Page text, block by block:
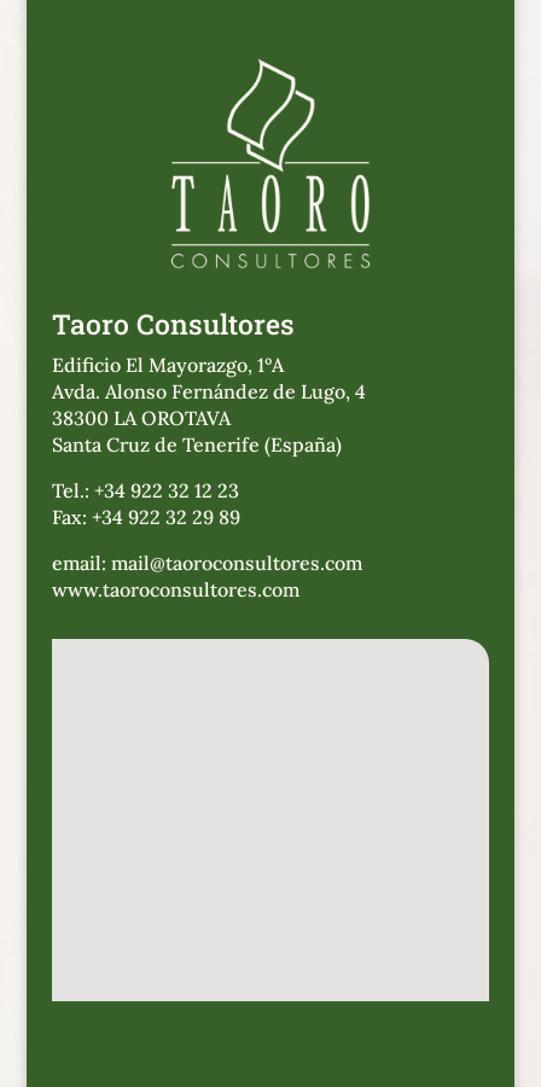
Taoro Consultores
Edificio El Mayorazgo, 1ºA
Avda. Alonso Fernández de Lugo, 4
38300 LA OROTAVA
Santa Cruz de Tenerife (España)
Tel.: +34 922 32 12 23
Fax: +34 922 32 29 89
email: mail@taoroconsultores.com
www.taoroconsultores.com